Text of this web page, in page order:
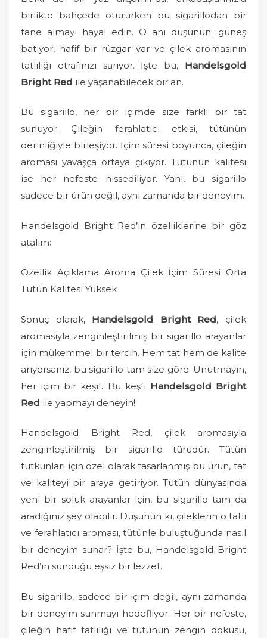
birlikte bahçede otururken bu sigarillodan bir
tane almayı hayal edin. O anı düşünün: güneş
batıyor, hafif bir rüzgar var ve çilek aromasının
tatlılığı etrafınızı sarıyor. İşte bu, Handelsgold
Bright Red ile yaşanabilecek bir an.
Bu sigarillo, her bir içimde size farklı bir tat
sunuyor. Çileğin ferahlatıcı etkisi, tütünün
derinliğiyle birleşiyor. İçim süresi boyunca, çileğin
aroması yavaşça ortaya çıkıyor. Tütünün kalitesi
ise her nefeste hissediliyor. Yani, bu sigarillo
sadece bir ürün değil, aynı zamanda bir deneyim.
Handelsgold Bright Red’in özelliklerine bir göz
atalım:
Özellik Açıklama Aroma Çilek İçim Süresi Orta
Tütün Kalitesi Yüksek
Sonuç olarak, Handelsgold Bright Red, çilek
aromasıyla zenginleştirilmiş bir sigarillo arayanlar
için mükemmel bir tercih. Hem tat hem de kalite
arıyorsanız, bu sigarillo tam size göre. Unutmayın,
her içim bir keşif. Bu keşfi Handelsgold Bright
Red ile yapmayı deneyin!
Handelsgold Bright Red, çilek aromasıyla
zenginleştirilmiş bir sigarillo türüdür. Tütün
tutkunları için özel olarak tasarlanmış bu ürün, tat
ve kaliteyi bir araya getiriyor. Tütün dünyasında
yeni bir soluk arayanlar için, bu sigarillo tam da
aradığınız şey olabilir. Düşünün ki, çileklerin o tatlı
ve ferahlatıcı aroması, tütünle buluştuğunda nasıl
bir deneyim sunar? İşte bu, Handelsgold Bright
Red’in sunduğu eşsiz bir lezzet.
Bu sigarillo, sadece bir içim değil, aynı zamanda
bir deneyim sunmayı hedefliyor. Her bir nefeste,
çileğin hafif tatlılığı ve tütünün zengin dokusu,